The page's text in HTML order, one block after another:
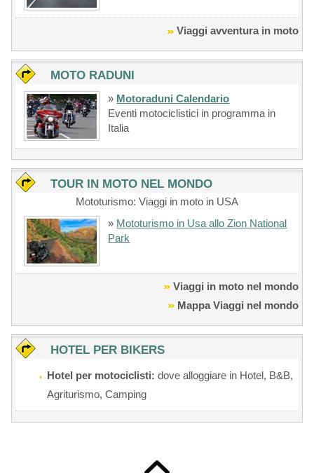
Viaggi avventura in moto
MOTO RADUNI
» Motoraduni Calendario
Eventi motociclistici in programma in
Italia
TOUR IN MOTO NEL MONDO
Mototurismo: Viaggi in moto in USA
» Mototurismo in Usa allo Zion National
Park
Viaggi in moto nel mondo
Mappa Viaggi nel mondo
HOTEL PER BIKERS
Hotel per motociclisti: dove alloggiare in Hotel, B&B,
Agriturismo, Camping